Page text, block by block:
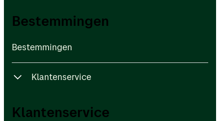
Bestemmingen
Bestemmingen
Bestemmingen
Klantenservice
Klantenservice
Klantenservice